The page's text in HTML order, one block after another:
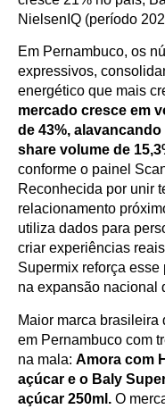
NielsenIQ (período
Em Pernambuco, os
expressivos,
energético que mais
mercado cresce em
de 43%,
share volume de
conforme o painel
Reconhecida por unir
relacionamento
utiliza dados para
criar experiências
Supermix reforça
na expansão nacional
Maior marca brasileira
em Pernambuco com
na mala: Amora com
açúcar e o Baly
açúcar 250ml. O